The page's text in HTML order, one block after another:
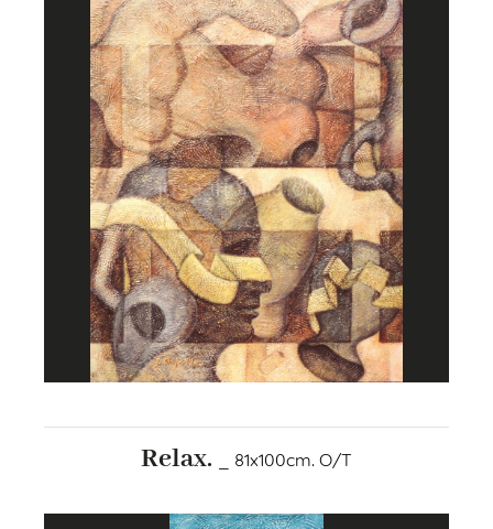
Relax. _ 81x100cm. O/T